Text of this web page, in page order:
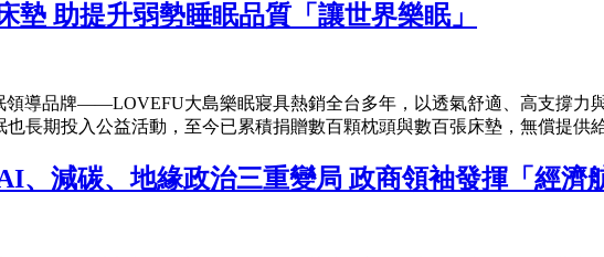
助提升弱勢睡眠品質「讓世界樂眠」
導品牌——LOVEFU大島樂眠寢具熱銷全台多年，以透氣舒適、高支撐力
長期投入公益活動，至今已累積捐贈數百顆枕頭與數百張床墊，無償提供
、減碳、地緣政治三重變局 政商領袖發揮「經濟